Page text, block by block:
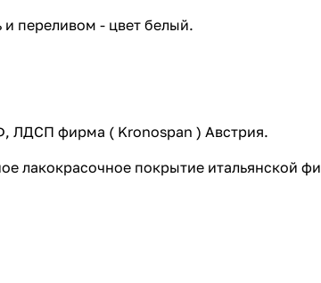
и переливом - цвет белый.
ЛДСП фирма ( Kronospan ) Австрия.
лакокрасочное покрытие итальянской